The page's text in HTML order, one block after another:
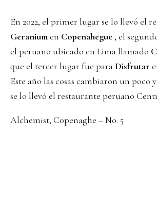
En 2022, el primer lugar se lo llevó el
Geraniumen Copenahegue , el
el peruano ubicado en Lima llamado
que el tercer lugar fue para Disfrutar
Este año las cosas cambiaron un poco
se lo llevó el restaurante peruano
Alchemist, Copenaghe – No. 5